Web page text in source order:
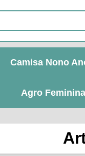
Camisa Nono
Agro Feminina